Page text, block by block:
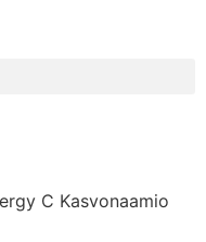
C Kasvonaamio